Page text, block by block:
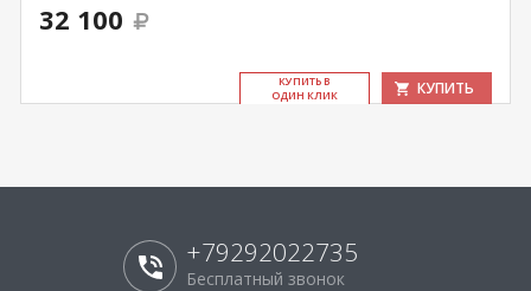
32 100
КУ­ПИТЬ В
ОДИН КЛИК
КУПИТЬ
+79292022735
Бесплатный звонок